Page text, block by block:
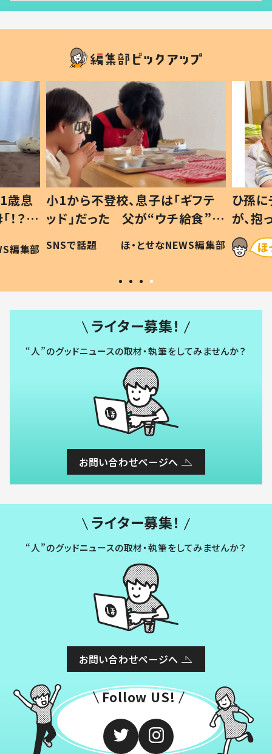
歳息
？」
編集部
小1から不登校、息子は「ギフテ
ッド」だった 父が“ウチ給食”を
作り続ける理由とは #令和の親
#令和の子
SNSで話題 ほ・とせなNEWS編集部
ひ孫
が、
「涙が
い」
ライター募集！
“人”のグッドニュースの取材・執筆をしてみませんか？
お問い合わせページへ
ライター募集！
“人”のグッドニュースの取材・執筆をしてみませんか？
お問い合わせページへ
Follow US!